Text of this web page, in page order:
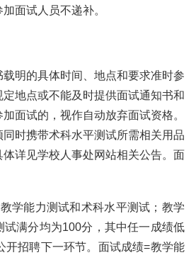
面试人员不递补。
明的具体时间、地点和要求准时参
地点或不能及时提供面试通知书和
面试的，视作自动放弃面试资格。
时携带术科水平测试所需相关用品
详见学校人事处网站相关公告。面
学能力测试和术科水平测试；教学
试满分均为100分，其中任一成绩低
开招聘下一环节。面试成绩=教学能